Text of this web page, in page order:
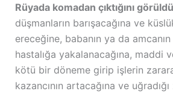
Rüyada komadan çıktığını
düşmanların barışacağına ve
ereceğine, babanın ya da
hastalığa yakalanacağına, maddi
kötü bir döneme girip işlerin
kazancının artacağına ve